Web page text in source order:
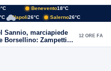
Benevento18°C
Napoli26°C Salerno26°C
Sannio, marciapiede
Borsellino: Zampetti e
alle polemiche
12 ORE FA